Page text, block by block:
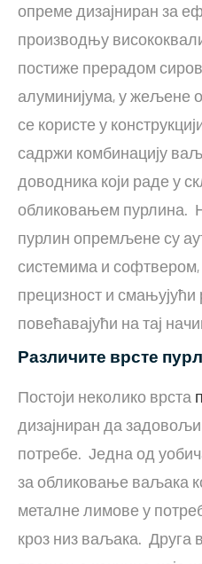
опреме дизајниран за
производњу
постиже прерадом
алуминијума, у ​​жељене
се користе у
садржи комбинацију
доводника који раде у
обликовањем пурлина.
пурлин опремљене су
системима и софтвером,
прецизност и смањујући
повећавајући на тај
Различите врсте
Постоји неколико врста
дизајниран да
потребе. Једна од
за обликовање ваљака
металне лимове у
кроз низ ваљака. Друга